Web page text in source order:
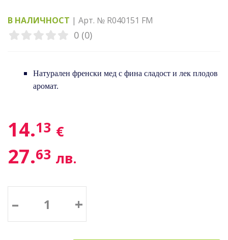
В НАЛИЧНОСТ | Арт. № R040151 FM
0 (0)
Натурален френски мед с фина сладост и лек плодов
аромат.
14.13 €
27.63 лв.
– +